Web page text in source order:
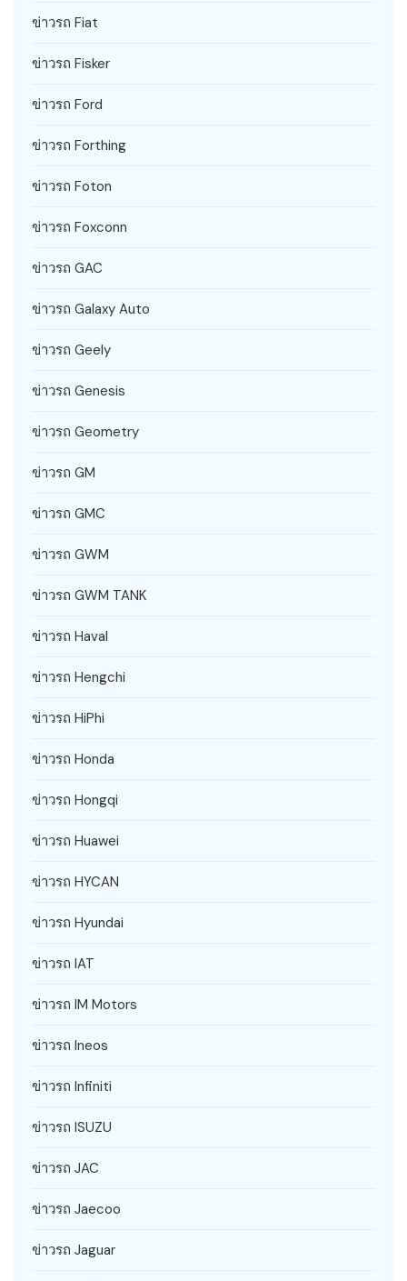
ข่าวรถ Fiat
ข่าวรถ Fisker
ข่าวรถ Ford
ข่าวรถ Forthing
ข่าวรถ Foton
ข่าวรถ Foxconn
ข่าวรถ GAC
ข่าวรถ Galaxy Auto
ข่าวรถ Geely
ข่าวรถ Genesis
ข่าวรถ Geometry
ข่าวรถ GM
ข่าวรถ GMC
ข่าวรถ GWM
ข่าวรถ GWM TANK
ข่าวรถ Haval
ข่าวรถ Hengchi
ข่าวรถ HiPhi
ข่าวรถ Honda
ข่าวรถ Hongqi
ข่าวรถ Huawei
ข่าวรถ HYCAN
ข่าวรถ Hyundai
ข่าวรถ IAT
ข่าวรถ IM Motors
ข่าวรถ Ineos
ข่าวรถ Infiniti
ข่าวรถ ISUZU
ข่าวรถ JAC
ข่าวรถ Jaecoo
ข่าวรถ Jaguar